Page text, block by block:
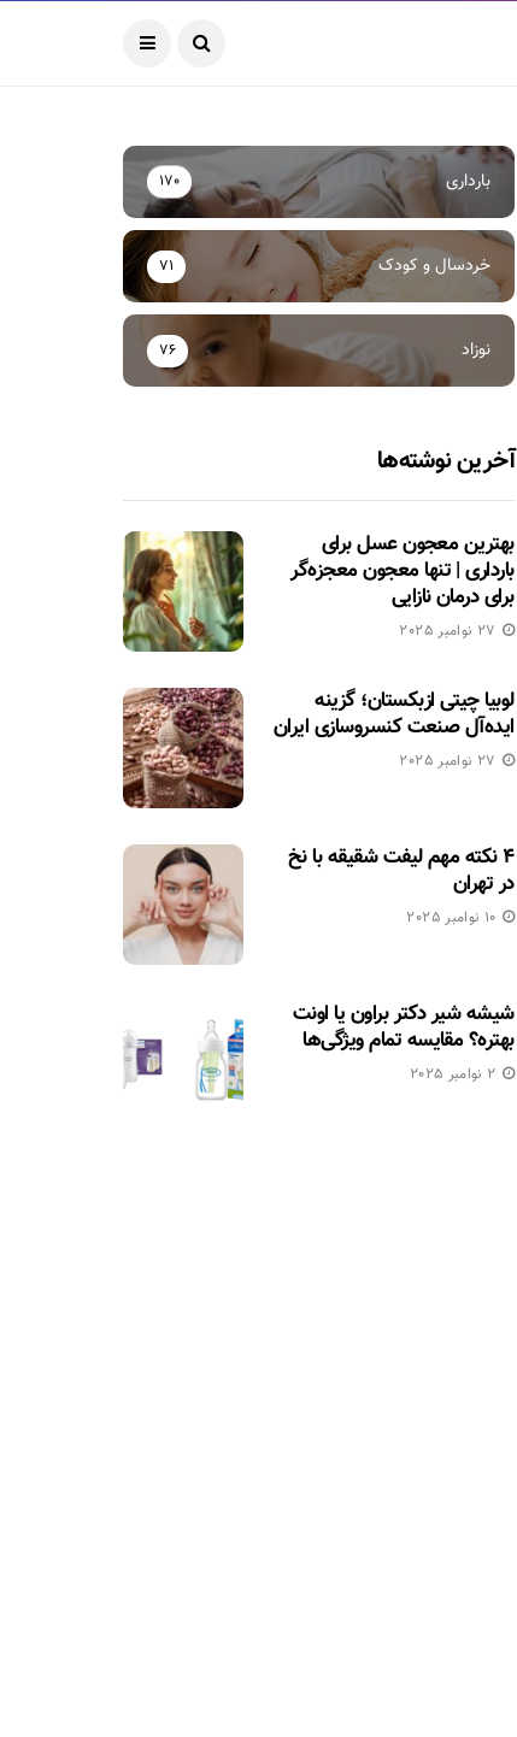
بارداری 170
خردسال و کودک 71
نوزاد 76
آخرین نوشته‌ها
بهترین معجون عسل برای
بارداری | تنها معجون معجزه‌گر
برای درمان نازایی
27 نوامبر 2025
لوبیا چیتی ازبکستان؛ گزینه
ایده‌آل صنعت کنسروسازی ایران
27 نوامبر 2025
۴ نکته مهم لیفت شقیقه با نخ
در تهران
10 نوامبر 2025
شیشه شیر دکتر براون یا اونت
بهتره؟ مقایسه تمام ویژگی‌ها
2 نوامبر 2025